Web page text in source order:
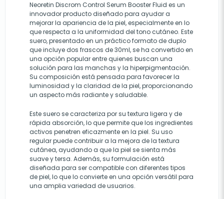
Neoretin Discrom Control Serum Booster Fluid es un
innovador producto diseñado para ayudar a
mejorar la apariencia de la piel, especialmente en lo
que respecta a la uniformidad del tono cutáneo. Este
suero, presentado en un práctico formato de duplo
que incluye dos frascos de 30ml, se ha convertido en
una opción popular entre quienes buscan una
solución para las manchas y la hiperpigmentación.
Su composición está pensada para favorecer la
luminosidad y la claridad de la piel, proporcionando
un aspecto más radiante y saludable.
Este suero se caracteriza por su textura ligera y de
rápida absorción, lo que permite que los ingredientes
activos penetren eficazmente en la piel. Su uso
regular puede contribuir a la mejora de la textura
cutánea, ayudando a que la piel se sienta más
suave y tersa. Además, su formulación está
diseñada para ser compatible con diferentes tipos
de piel, lo que lo convierte en una opción versátil para
una amplia variedad de usuarios.